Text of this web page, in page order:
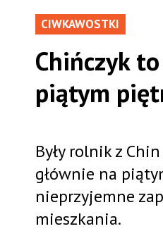
CIWKAWOSTKI
Chińczyk
piątym
Były rolnik z
głównie na
nieprzyjemne
mieszkania.